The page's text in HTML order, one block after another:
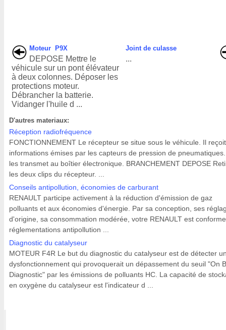
Moteur P9X
DEPOSE Mettre le
véhicule sur un pont élévateur
à deux colonnes. Déposer les
protections moteur.
Débrancher la batterie.
Vidanger l'huile d ...
Joint de culasse
...
D'autres materiaux:
Réception radiofréquence
FONCTIONNEMENT Le récepteur se situe sous le véhicule. Il
informations émises par les capteurs de pression de
les transmet au boîtier électronique. BRANCHEMENT DEPOSE
les deux clips du récepteur. ...
Conseils antipollution, économies de carburant
RENAULT participe activement à la réduction d'émission de gaz
polluants et aux économies d'énergie. Par sa conception, ses
d'origine, sa consommation modérée, votre RENAULT est
réglementations antipollution ...
Diagnostic du catalyseur
MOTEUR F4R Le but du diagnostic du catalyseur est de détecter
dysfonctionnement qui provoquerait un dépassement du seuil "On
Diagnostic" par les émissions de polluants HC. La capacité de
en oxygène du catalyseur est l'indicateur d ...